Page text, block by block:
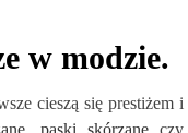
w modzie.
cieszą się prestiżem i
,paski skórzane czy